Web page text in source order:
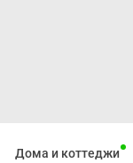
Дома и коттеджи